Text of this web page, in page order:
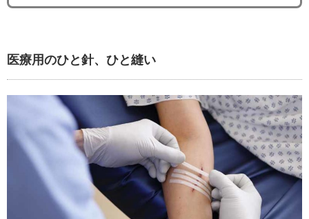
医療用のひと針、ひと縫い